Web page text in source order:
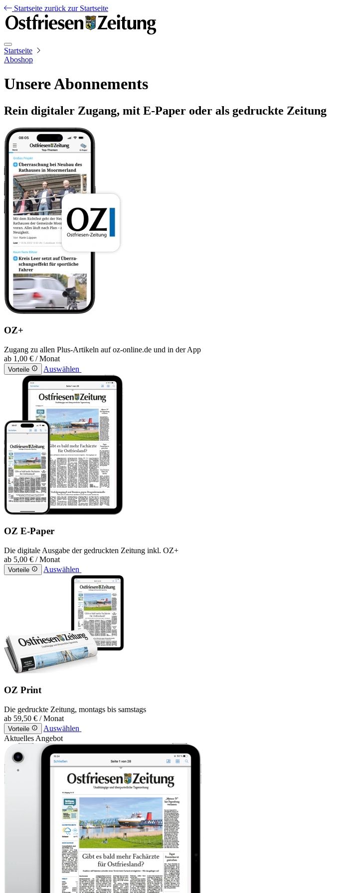
Startseite zurück zur Startseite
Startseite
Aboshop
Unsere Abonnements
Rein digitaler Zugang, mit E-Paper oder als gedruckte Zeitung
OZ+
Zugang zu allen Plus-Artikeln auf oz-online.de und in der App
ab 1,00 € / Monat
Vorteile Auswählen
OZ E-Paper
Die digitale Ausgabe der gedruckten Zeitung inkl. OZ+
ab 5,00 € / Monat
Vorteile Auswählen
OZ Print
Die gedruckte Zeitung, montags bis samstags
ab 59,50 € / Monat
Vorteile
Auswählen
Aktuelles Angebot